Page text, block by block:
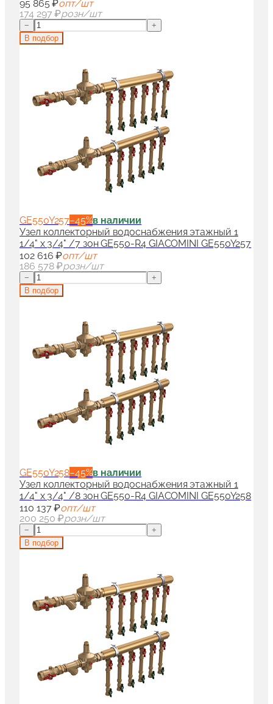
95 865 ₽опт/шт
174 297 ₽розн/шт
−
+
В подбор
GE550Y257−45%в наличии
Узел коллекторный водоснабжения этажный 1
1/4" x 3/4" /7 зон GE550-R4 GIACOMINI GE550Y257
102 616 ₽опт/шт
186 578 ₽розн/шт
−
+
В подбор
GE550Y258−45%в наличии
Узел коллекторный водоснабжения этажный 1
1/4" x 3/4" /8 зон GE550-R4 GIACOMINI GE550Y258
110 137 ₽опт/шт
200 250 ₽розн/шт
−
+
В подбор